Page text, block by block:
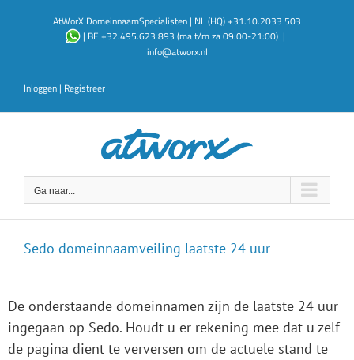
AtWorX DomeinnaamSpecialisten | NL (HQ) +31.10.2033 503
| BE +32.495.623 893 (ma t/m za 09:00-21:00) |
info@atworx.nl
Inloggen | Registreer
Ga naar...
Sedo domeinnaamveiling laatste 24 uur
De onderstaande domeinnamen zijn de laatste 24 uur
ingegaan op Sedo. Houdt u er rekening mee dat u zelf
de pagina dient te verversen om de actuele stand te